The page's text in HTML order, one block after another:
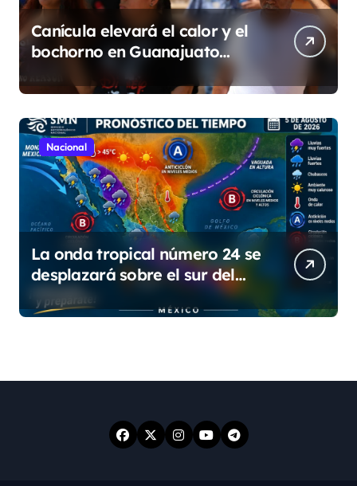
Canícula elevará el calor y el
bochorno en Guanajuato
Nacional
La onda tropical número 24 se
desplazará sobre el sur del
territorio nacional